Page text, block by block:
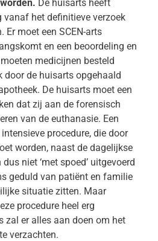
De huisarts heeft
vanaf het definitieve verzoek
Er moet een SCEN-arts
en een beoordeling en
medicijnen besteld
door de huisarts opgehaald
De huisarts moet een
dat zij aan de forensisch
van de euthanasie. Een
procedure, die door
worden, naast de dagelijkse
niet ‘met spoed’ uitgevoerd
geduld van patiënt en familie
situatie zitten. Maar
procedure heel erg
zal er alles aan doen om het
verzachten.